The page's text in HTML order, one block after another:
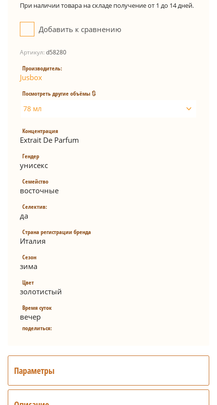
При наличии товара на складе получение от 1 до 14 дней.
Добавить к сравнению
Артикул: d58280
Производитель:
Jusbox
Посмотреть другие объёмы 🔃
78 мл
Концентрация
Extrait De Parfum
Гендер
унисекс
Семейство
восточные
Селектив:
да
Страна регистрации бренда
Италия
Сезон
зима
Цвет
золотистый
Время суток
вечер
поделиться:
Параметры